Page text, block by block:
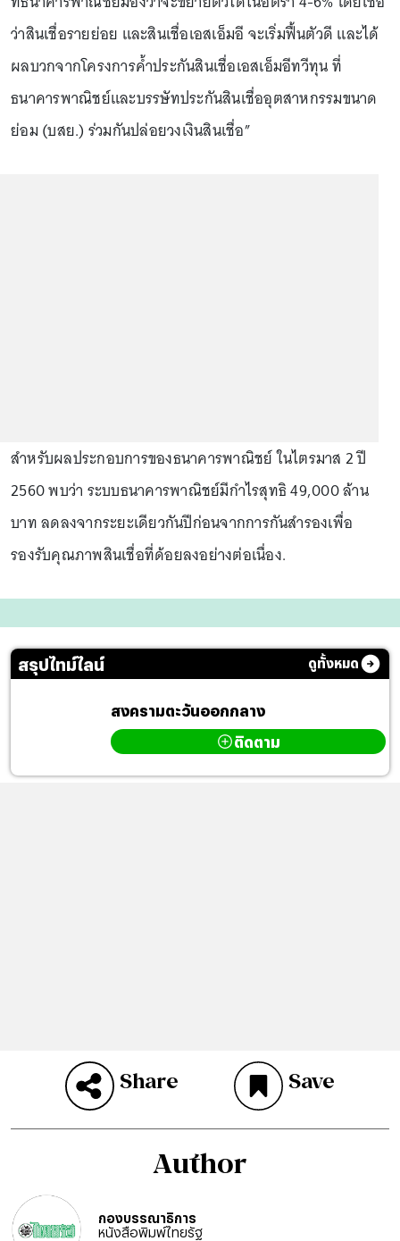
ว่าสินเชื่อรายย่อย และสินเชื่อเอสเอ็มอี จะเริ่มฟื้นตัวดี และได้
ผลบวกจากโครงการค้ำประกันสินเชื่อเอสเอ็มอีทวีทุน ที่
ธนาคารพาณิชย์และบรรษัทประกันสินเชื่ออุตสาหกรรมขนาด
ย่อม (บสย.) ร่วมกันปล่อยวงเงินสินเชื่อ”
สำหรับผลประกอบการของธนาคารพาณิชย์ ในไตรมาส 2 ปี
2560 พบว่า ระบบธนาคารพาณิชย์มีกำไรสุทธิ 49,000 ล้าน
บาท ลดลงจากระยะเดียวกันปีก่อนจากการกันสำรองเพื่อ
รองรับคุณภาพสินเชื่อที่ด้อยลงอย่างต่อเนื่อง.
สรุปไทม์ไลน์ ดูทั้งหมด
สงครามตะวันออกกลาง
ติดตาม
Share Save
Author
กองบรรณาธิการ
หนังสือพิมพ์ไทยรัฐ